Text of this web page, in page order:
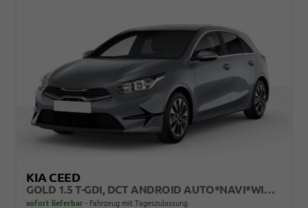
KIA CEED
GOLD 1.5 T-GDI, DCT ANDROID AUTO*NAVI*WINTERPAK*KLIMAAUTO*16"*KAMERA*PRIVACYGLAS*
sofort lieferbar Fahrzeug mit Tageszulassung